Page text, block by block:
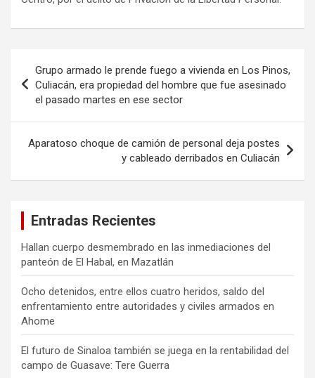
de
entradas
Grupo armado le prende fuego a vivienda en Los Pinos,
Culiacán, era propiedad del hombre que fue asesinado
el pasado martes en ese sector
Aparatoso choque de camión de personal deja postes
y cableado derribados en Culiacán
Entradas Recientes
Hallan cuerpo desmembrado en las inmediaciones del
panteón de El Habal, en Mazatlán
Ocho detenidos, entre ellos cuatro heridos, saldo del
enfrentamiento entre autoridades y civiles armados en
Ahome
El futuro de Sinaloa también se juega en la rentabilidad del
campo de Guasave: Tere Guerra